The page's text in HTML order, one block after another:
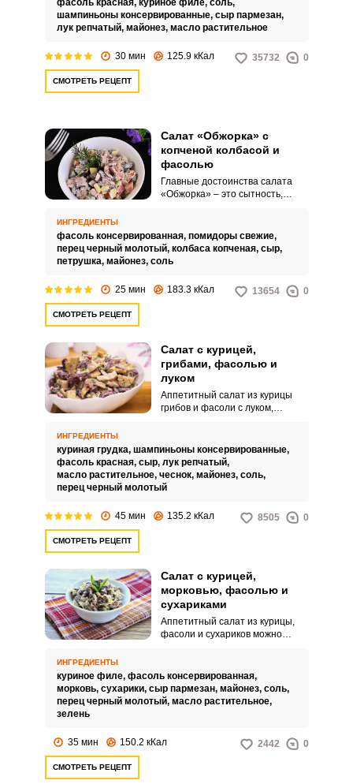
день на обед или ужин. На
первый взгляд, обычный, но
интересный по вкусу салат
простой домашней пищи.
фасоль красная, куриное филе, соль,
шампиньоны консервированные, сыр пармезан,
лук репчатый, майонез, масло растительное
30 мин 125.9 кКал 35732 0
СМОТРЕТЬ РЕЦЕПТ
Салат «Обжорка» с
копченой колбасой и
фасолью
Главные достоинства салата
«Обжорка» – это сытность,
приготовить просто так без
повода и наесться до отвала.
ИНГРЕДИЕНТЫ
фасоль консервированная, помидоры свежие,
перец черный молотый, колбаса копченая, сыр,
петрушка, майонез, соль
25 мин 183.3 кКал 13654 0
СМОТРЕТЬ РЕЦЕПТ
Салат с курицей,
грибами, фасолью и
луком
Аппетитный салат из курицы
грибов и фасоли с луком,
стола! Очень вкусное блюдо,
которое легко приготовить!
ИНГРЕДИЕНТЫ
куриная грудка, шампиньоны консервированные,
фасоль красная, сыр, лук репчатый,
масло растительное, чеснок, майонез, соль,
перец черный молотый
45 мин 135.2 кКал 8505 0
СМОТРЕТЬ РЕЦЕПТ
Салат с курицей,
морковью, фасолью и
сухариками
Аппетитный салат из курицы,
фасоли и сухариков можно
закуска послужит полноценным
блюдом для вашего обеда или
ужина.
ИНГРЕДИЕНТЫ
куриное филе, фасоль консервированная,
морковь, сухарики, сыр пармезан, майонез, соль,
перец черный молотый, масло растительное,
зелень
35 мин 150.2 кКал 2442 0
СМОТРЕТЬ РЕЦЕПТ
Запомнить меня
ЕЩЕ НЕ ЗАРЕГИСТРИРОВАННЫ?
Забыли пароль?